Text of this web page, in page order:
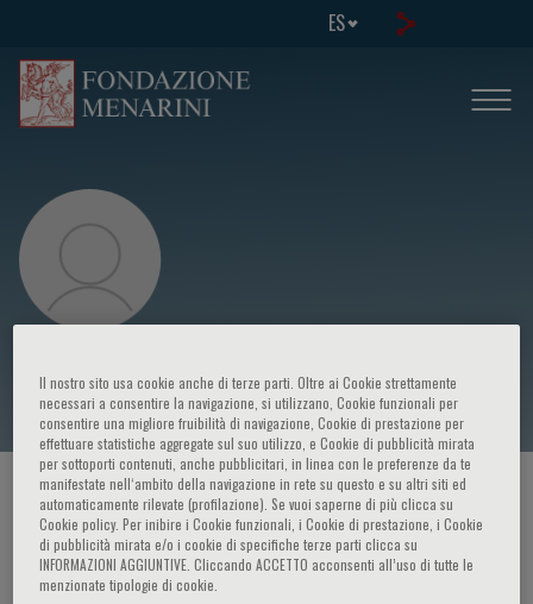
ES
Nadjia Fratzl-Zelman
HOME PAGE / CURSOS Y EVENTOS / ORADOR
Il nostro sito usa cookie anche di terze parti. Oltre ai Cookie strettamente
necessari a consentire la navigazione, si utilizzano, Cookie funzionali per
consentire una migliore fruibilità di navigazione, Cookie di prestazione per
effettuare statistiche aggregate sul suo utilizzo, e Cookie di pubblicità mirata
per sottoporti contenuti, anche pubblicitari, in linea con le preferenze da te
manifestate nell‘ambito della navigazione in rete su questo e su altri siti ed
automaticamente rilevate (profilazione). Se vuoi saperne di più clicca su
Cookie policy. Per inibire i Cookie funzionali, i Cookie di prestazione, i Cookie
di pubblicità mirata e/o i cookie di specifiche terze parti clicca su
INFORMAZIONI AGGIUNTIVE. Cliccando ACCETTO acconsenti all’uso di tutte le
menzionate tipologie di cookie.